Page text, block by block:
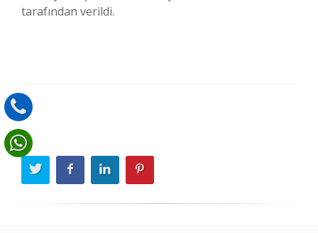
tarafından verildi.